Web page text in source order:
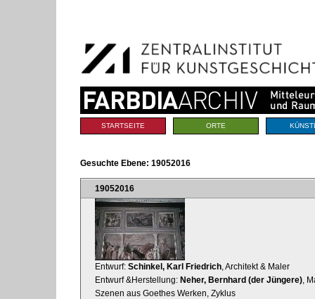
Navigation
Sektionen
STARTSEITE ORTE
Gesuchte Ebene: 19052016
19052016
Entwurf: Schinkel, Karl Friedrich , Architekt & Maler
Entwurf &Herstellung: Neher, Bernhard (der Jüngere) ,
Szenen aus Goethes Werken, Zyklus